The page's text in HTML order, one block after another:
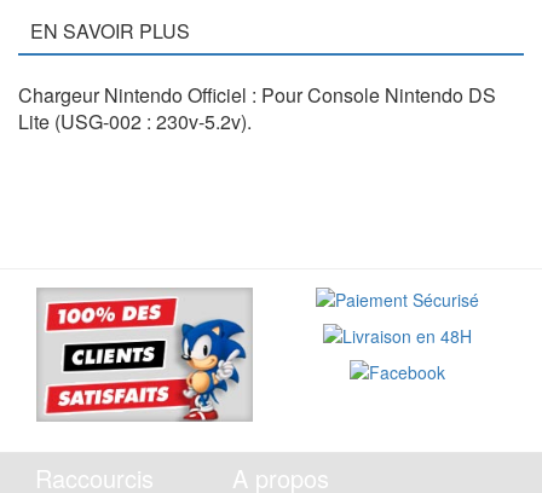
EN SAVOIR PLUS
Chargeur Nintendo Officiel : Pour Console Nintendo DS
Lite (USG-002 : 230v-5.2v).
Raccourcis A propos